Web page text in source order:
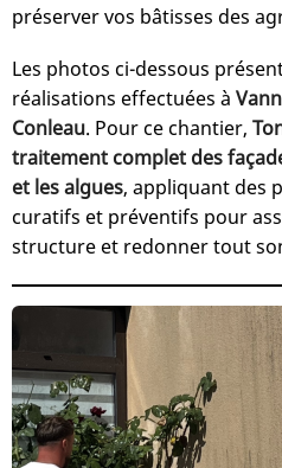
préserver vos bâtisses des
Les photos ci-dessous
réalisations effectuées à
Conleau. Pour ce chantier,
traitement complet des
et les algues, appliquant des
curatifs et préventifs pour
structure et redonner tout